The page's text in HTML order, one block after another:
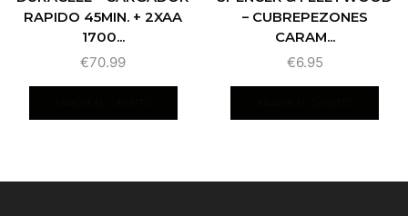
RAPIDO 45MIN. + 2XAA
1700...
€70.99
– CUBREPEZONES
CARAM...
€6.95